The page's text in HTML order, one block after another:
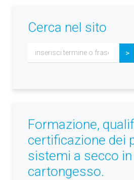
Cerca nel sito
Cerca... >
Formazione,
certificazione dei
sistemi a secco
cartongesso.